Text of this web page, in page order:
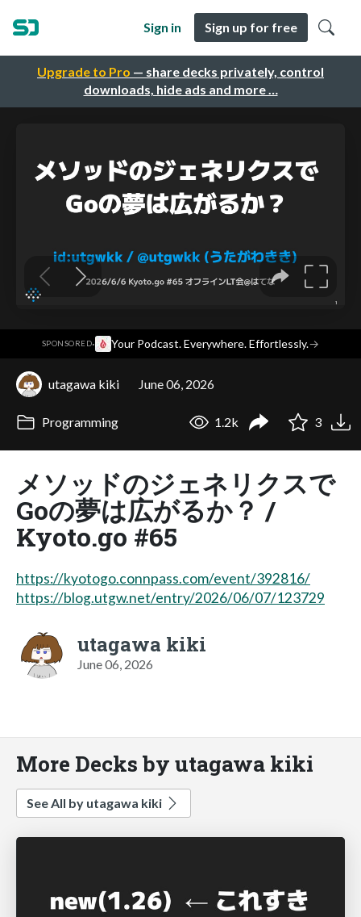
Upgrade to Pro — share decks privately, control
downloads, hide ads and more …
Sign in Sign up for free
SPONSORED· Your Podcast. Everywhere. Effortlessly.→
utagawa kiki June 06, 2026
Programming 1.2k 3
メソッドのジェネリクスで
Goの夢は広がるか？ /
Kyoto.go #65
https://kyotogo.connpass.com/event/392816/
https://blog.utgw.net/entry/2026/06/07/123729
utagawa kiki
June 06, 2026
More Decks by utagawa kiki
See All by utagawa kiki